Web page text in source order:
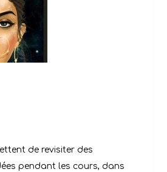
de revisiter des
pendant les cours, dans